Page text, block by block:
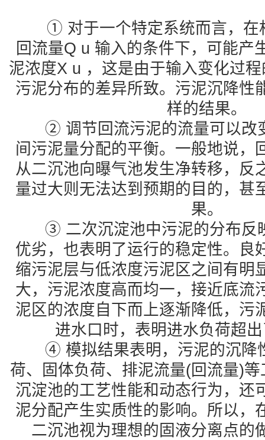
① 对于一个特定系统而言，在
回流量Q u 输入的条件下，可能产
泥浓度X u ，这是由于输入变化过
污泥分布的差异所致。污泥沉降性
样的结果。
② 调节回流污泥的流量可以改
间污泥量分配的平衡。一般地说，
从二沉池向曝气池发生净转移，反
量过大则无法达到预期的目的，甚
果。
③ 二次沉淀池中污泥的分布反
优劣，也表明了运行的稳定性。良
缩污泥层与低浓度污泥区之间有明
大，污泥浓度高而均一，接近底流
泥区的浓度自下而上逐渐降低，污
进水口时，表明进水负荷超
④ 模拟结果表明，污泥的沉降
荷、固体负荷、排泥流量(回流量)
沉淀池的工艺性能和动态行为，还
泥分配产生实质性的影响。所以，
二沉池视为理想的固液分离点的